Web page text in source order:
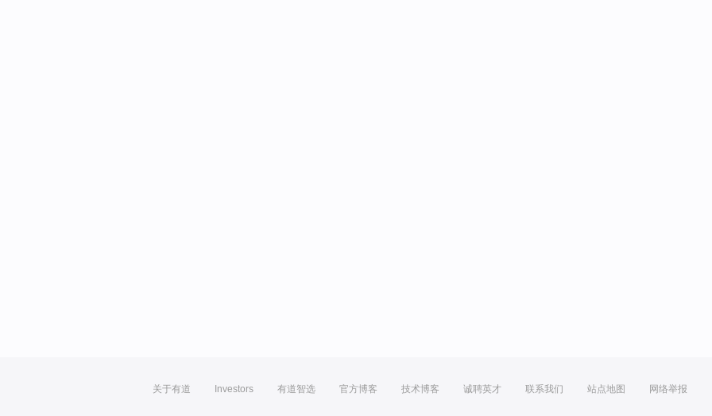
关于有道 Investors 有道智选 官方博客 技术博客 诚聘英才 联系我们 站点地图 网络举报